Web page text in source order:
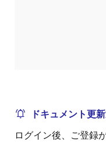
ドキュメント更
ログイン後、ご登録